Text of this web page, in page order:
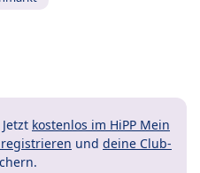
Jetzt kostenlos im HiPP Mein
und deine Club-